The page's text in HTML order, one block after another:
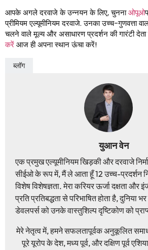
आपके अगले दरवाजे के उन्नयन के लिए, चुननाओपूओ
प्रीमियम एल्यूमीनियम दरवाजे. उनका उच्च-गुणवत्ता
चलने वाले मूल्य और असाधारण प्रदर्शन की गारंटी
करेंआज ही अपना स्थान ऊंचा करें!
ब्लॉग
युआन वेन
एक प्रमुख एल्यूमीनियम खिड़की और दरवाजे
सीईओ के रूप में, मैं ले आता हूँ 12 उच्च-प्रदर्शन
विशेष विशेषज्ञता. मेरा करियर ऊर्जा दक्षता और
प्रति प्रतिबद्धता से परिभाषित होता है, दुनिया
डेवलपर्स को उनके वास्तुशिल्प दृष्टिकोण को
मेरे नेतृत्व में, हमने सफलतापूर्वक अनुकूलित
पूरे यूरोप के देश, मध्य पूर्व, और दक्षिण पूर्व